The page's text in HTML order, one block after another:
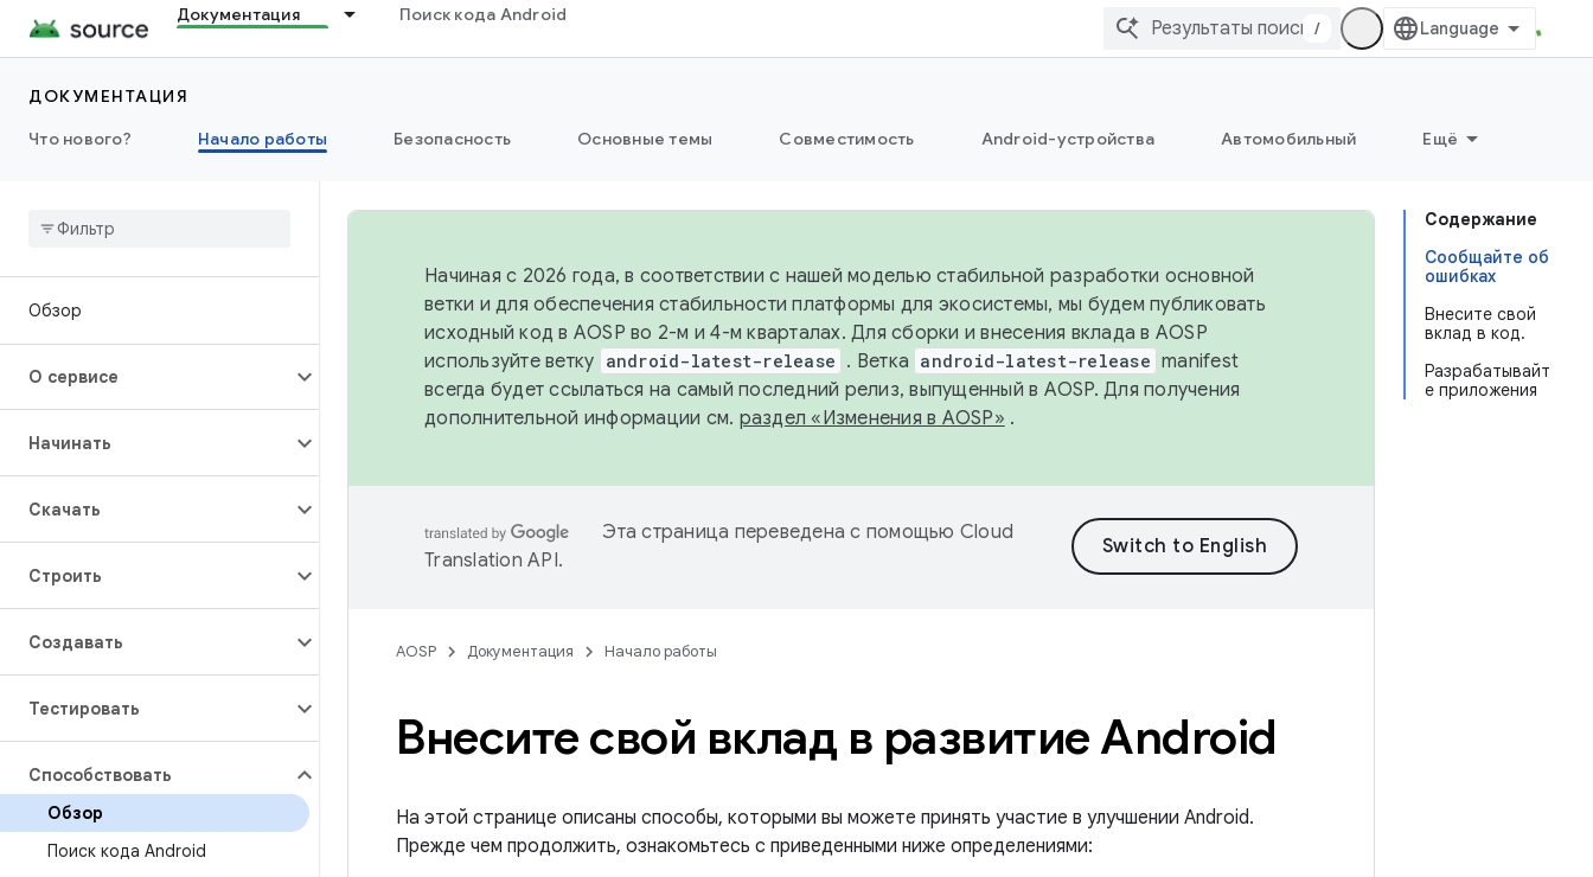
Документация Поиск кода Android
/
ДОКУМЕНТАЦИЯ
Что нового?
Начало работы Безопасность Основные темы Совместимость Android-устройства Автомобильный Ещё
Обзор
О сервисе
Начинать
Скачать
Строить
Создавать
Тестировать
Способствовать
Обзор
Поиск кода Android
Содержание
Сообщайте об
ошибках
Внесите свой
вклад в код.
Разрабатывайт
е приложения
Начиная с 2026 года, в соответствии с нашей моделью стабильной разработки основной
ветки и для обеспечения стабильности платформы для экосистемы, мы будем публиковать
исходный код в AOSP во 2-м и 4-м кварталах. Для сборки и внесения вклада в AOSP
используйте ветку android-latest-release . Ветка android-latest-release manifest
всегда будет ссылаться на самый последний релиз, выпущенный в AOSP. Для получения
дополнительной информации см. раздел «Изменения в AOSP» .
Эта страница переведена с помощью Cloud
Translation API.
AOSP Документация Начало работы
Внесите свой вклад в развитие Android
На этой странице описаны способы, которыми вы можете принять участие в улучшении Android.
Прежде чем продолжить, ознакомьтесь с приведенными ниже определениями: